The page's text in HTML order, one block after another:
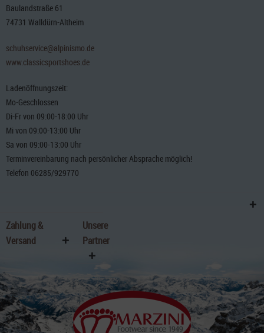
Baulandstraße 61
74731 Walldürn-Altheim
schuhservice@alpinismo.de
www.classicsportshoes.de
Ladenöffnungszeit:
Mo-Geschlossen
Di-Fr von 09:00-18:00 Uhr
Mi von 09:00-13:00 Uhr
Sa von 09:00-13:00 Uhr
Terminvereinbarung nach persönlicher Absprache möglich!
Telefon 06285/929770
Zahlung &
Versand
Unsere
Partner